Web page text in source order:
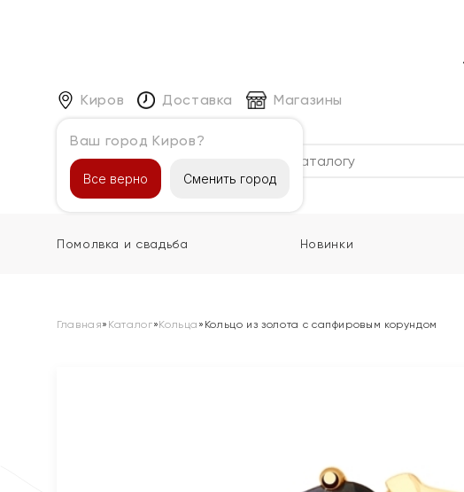
Киров
Ваш город Киров?
Все верно Сменить город
Доставка Магазины
Каталог
Помолвка и свадьба Новинки
Главная» Каталог»Кольца » Кольцо из золота с сапфировым корундом